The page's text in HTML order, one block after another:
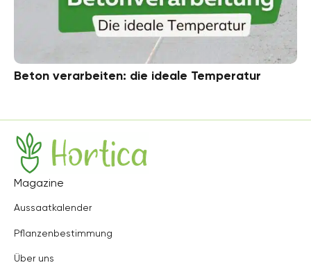
Beton verarbeiten: die ideale Temperatur
Hortica
Magazine
Aussaatkalender
Pflanzenbestimmung
Über uns